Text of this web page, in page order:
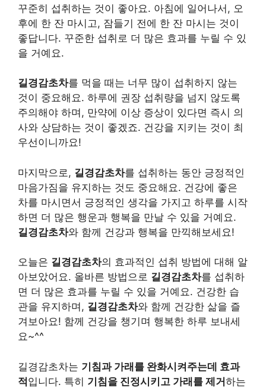
꾸준히 섭취하는 것이 좋아요. 아침에 일어나서, 오
후에 한 잔 마시고, 잠들기 전에 한 잔 마시는 것이
좋답니다. 꾸준한 섭취로 더 많은 효과를 누릴 수 있
을 거예요.
길경감초차를 먹을 때는 너무 많이 섭취하지 않는
것이 중요해요. 하루에 권장 섭취량을 넘지 않도록
주의해야 하며, 만약에 이상 증상이 있다면 즉시 의
사와 상담하는 것이 좋겠죠. 건강을 지키는 것이 최
우선이니까요!
마지막으로, 길경감초차를 섭취하는 동안 긍정적인
마음가짐을 유지하는 것도 중요해요. 건강에 좋은
차를 마시면서 긍정적인 생각을 가지고 하루를 시작
하면 더 많은 행운과 행복을 만날 수 있을 거예요.
길경감초차와 함께 건강과 행복을 만끽해보세요!
오늘은 길경감초차의 효과적인 섭취 방법에 대해 알
아보았어요. 올바른 방법으로 길경감초차를 섭취하
면 더 많은 효과를 누릴 수 있을 거예요. 건강한 습
관을 유지하며, 길경감초차와 함께 건강한 삶을 즐
겨보아요! 함께 건강을 챙기며 행복한 하루 보내세
요~^^
길경감초차는 기침과 가래를 완화시켜주는데 효과
적입니다. 특히 기침을 진정시키고 가래를 제거하는